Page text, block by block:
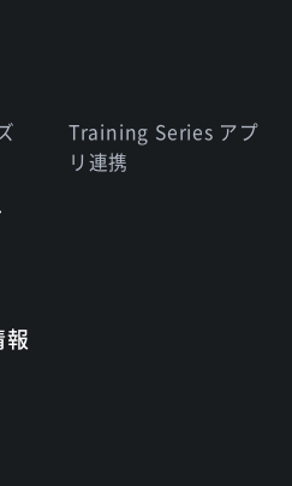
Training Series アプ
リ連携